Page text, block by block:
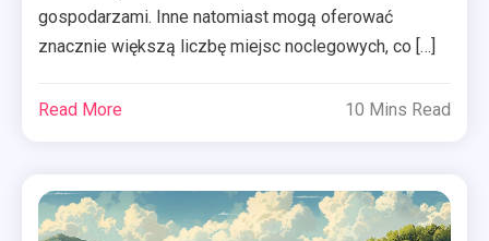
gospodarzami. Inne natomiast mogą oferować
znacznie większą liczbę miejsc noclegowych, co […]
Read More 10 Mins Read